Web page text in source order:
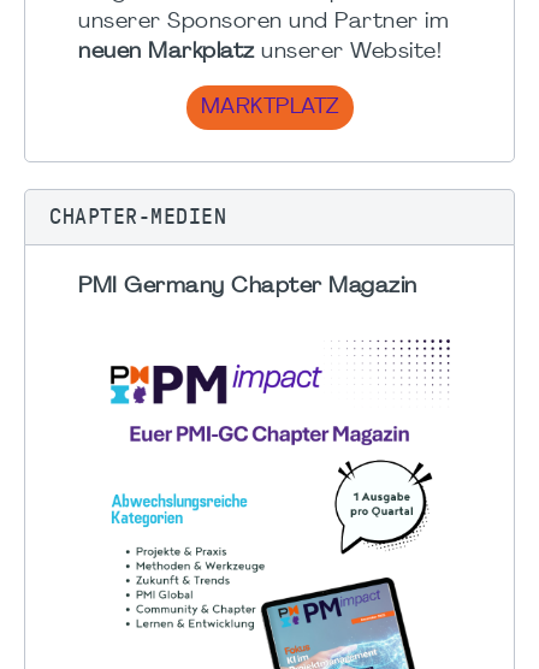
unserer Sponsoren und Partner im
neuen Markplatzunserer Website!
MARKTPLATZ
CHAPTER-MEDIEN
PMI Germany Chapter Magazin